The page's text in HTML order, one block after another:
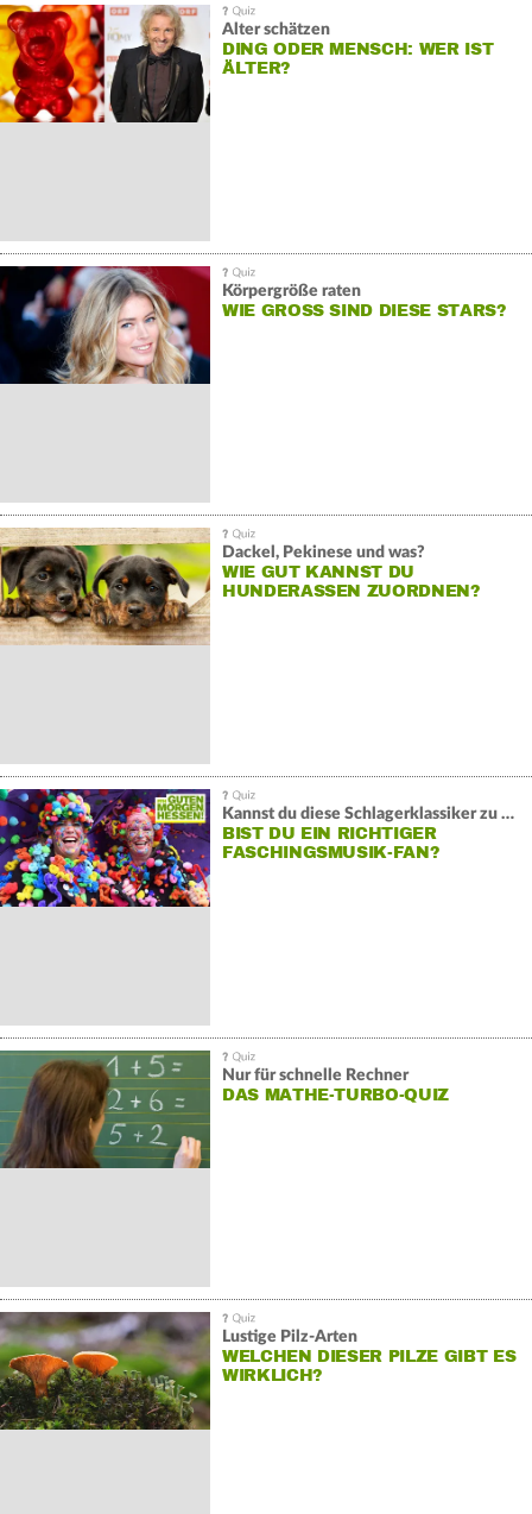
Alter schätzen
DING ODER MENSCH: WER IST
ÄLTER?
Körpergröße raten
WIE GROSS SIND DIESE STARS?
Dackel, Pekinese und was?
WIE GUT KANNST DU
HUNDERASSEN ZUORDNEN?
Kannst du diese Schlagerklassiker zu Ende reimen?
BIST DU EIN RICHTIGER
FASCHINGSMUSIK-FAN?
Nur für schnelle Rechner
DAS MATHE-TURBO-QUIZ
Lustige Pilz-Arten
WELCHEN DIESER PILZE GIBT ES
WIRKLICH?